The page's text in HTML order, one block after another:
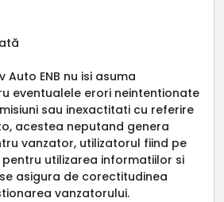
Auto ENB nu isi asuma
eventualele erori neintentionate
sau inexactitati cu referire
acestea neputand genera
vanzator, utilizatorul fiind pe
utilizarea informatiilor si
asigura de corectitudinea
vanzatorului.